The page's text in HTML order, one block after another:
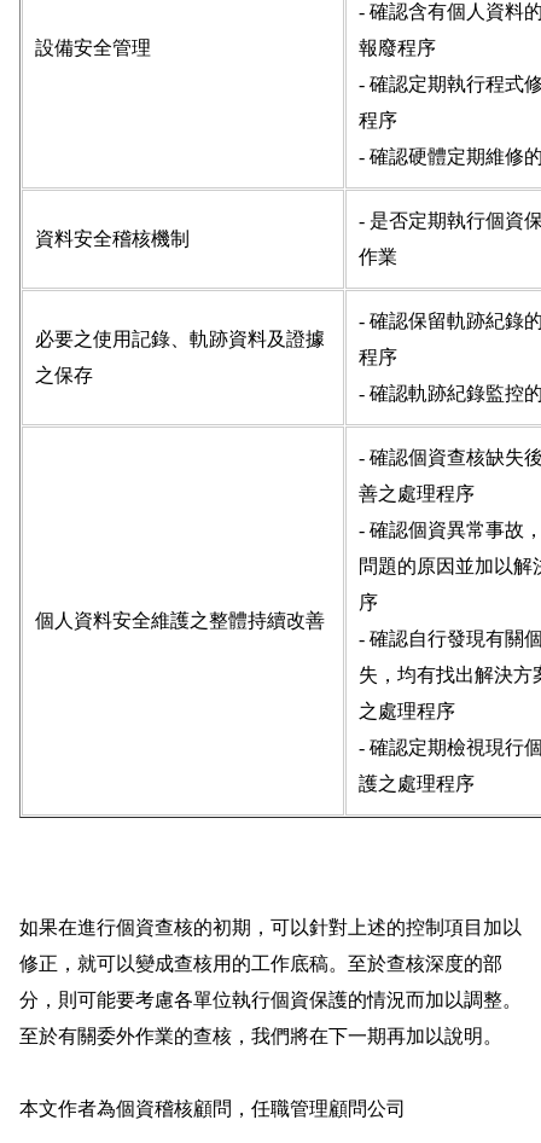
設備安全管理
- 確認含有個人資料
報廢程序
- 確認定期執行程式
程序
- 確認硬體定期維修
資料安全稽核機制
- 是否定期執行個資
作業
必要之使用記錄、軌跡資料及證據
之保存
- 確認保留軌跡紀錄
程序
- 確認軌跡紀錄監控
個人資料安全維護之整體持續改善
- 確認個資查核缺失
善之處理程序
- 確認個資異常事故
問題的原因並加以解
序
- 確認自行發現有關
失，均有找出解決方
之處理程序
- 確認定期檢視現行
護之處理程序
如果在進行個資查核的初期，可以針對上述的控制項目加以
修正，就可以變成查核用的工作底稿。至於查核深度的部
分，則可能要考慮各單位執行個資保護的情況而加以調整。
至於有關委外作業的查核，我們將在下一期再加以說明。
本文作者為個資稽核顧問，任職管理顧問公司